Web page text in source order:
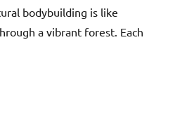
bodybuilding is like
a vibrant forest. Each